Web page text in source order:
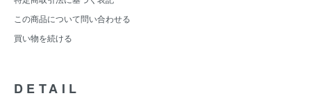
この商品について問い合わせる
買い物を続ける
DETAIL